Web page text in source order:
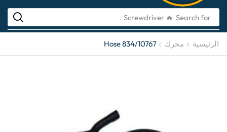
Search for
🔥 Screwdriver
الرئيسية محرك Hose 834/10767